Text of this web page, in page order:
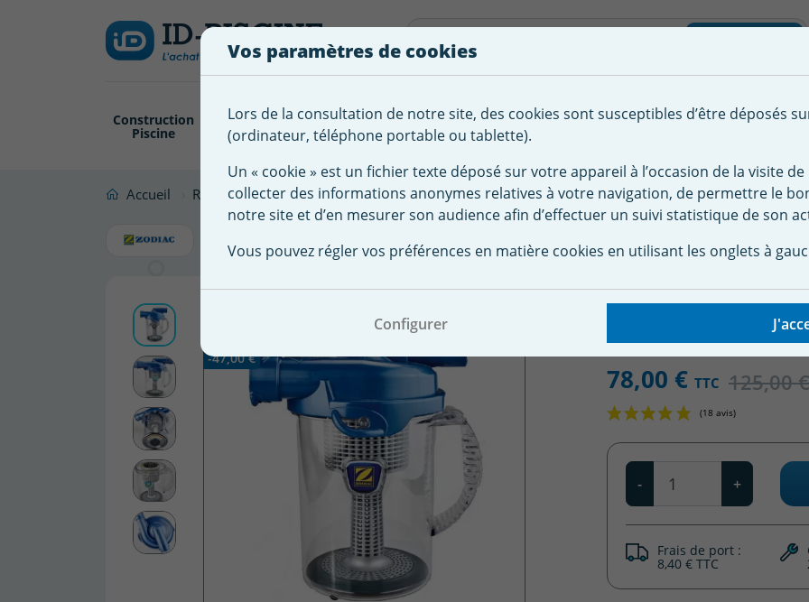
Construction
Piscine
Revêtement
Piscine
Pompe
Filtration
Traitement de
l'eau
Robot
Piscine
Chauffage & Couverture Autour de la
Accueil Robot Piscine Accessoire robot piscine Accessoire robot Zodiac Baracuda Piège à feuilles
Piège à feuilles Cyclonic Leaf
-47,00 €
78,00 € TTC 125,00 €
Qté
- +
Frais de port :
8,40 € TTC
Vos paramètres de cookies
Lors de la consultation de notre site, des cookies sont susceptibles d’être déposés
(ordinateur, téléphone portable ou tablette).
Un « cookie » est un fichier texte déposé sur votre appareil à l’occasion de la visite
collecter des informations anonymes relatives à votre navigation, de permettre le
notre site et d’en mesurer son audience afin d’effectuer un suivi statistique de son
Vous pouvez régler vos préférences en matière cookies en utilisant les onglets à
Configurer